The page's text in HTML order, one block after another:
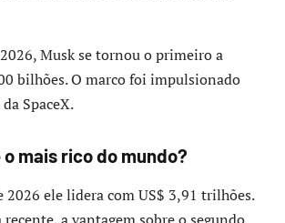
Musk se tornou o primeiro a
bilhões. O marco foi impulsionado
SpaceX.
o mais rico do mundo?
2026 ele lidera com US$ 3,91 trilhões.